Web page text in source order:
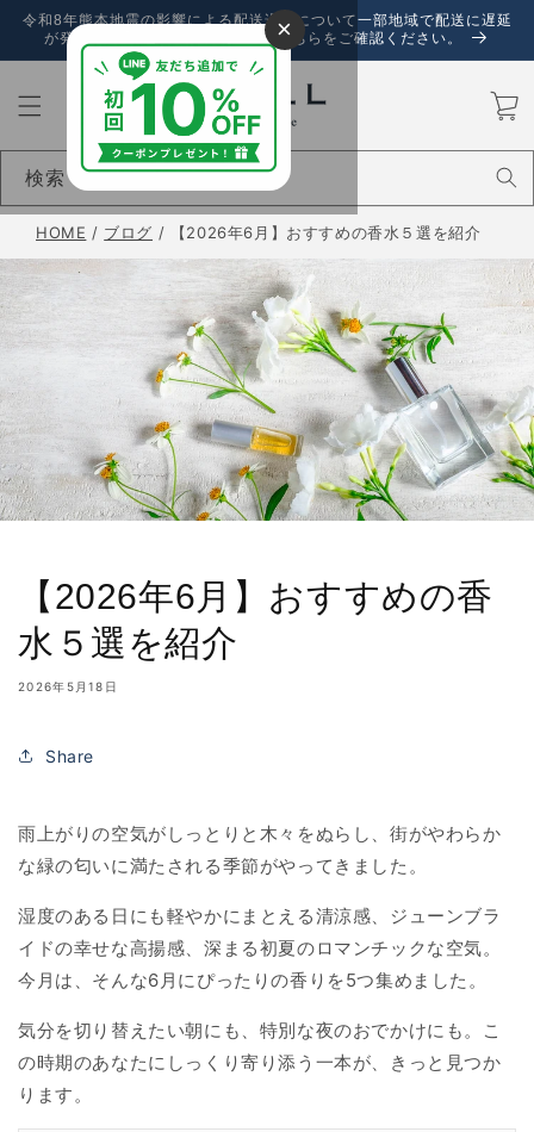
ンツに
進む
令和8年熊本地震の影響による配送遅延について一部地域で配送に遅延
が発生しております。詳しくは、こちらをご確認ください。
ー
検索
HOME / ブログ / 【2026年6月】おすすめの香水５選を紹介
【2026年6月】おすすめの香
水５選を紹介
2026年5月18日
Share
雨上がりの空気がしっとりと木々をぬらし、街がやわらか
な緑の匂いに満たされる季節がやってきました。
湿度のある日にも軽やかにまとえる清涼感、ジューンブラ
イドの幸せな高揚感、深まる初夏のロマンチックな空気。
今月は、そんな6月にぴったりの香りを5つ集めました。
気分を切り替えたい朝にも、特別な夜のおでかけにも。こ
の時期のあなたにしっくり寄り添う一本が、きっと見つか
ります。
×